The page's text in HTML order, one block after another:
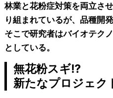
林業と花粉症対策を両立さ
り組まれているが、品種開
そこで研究者はバイオテク
としている。
無花粉スギ!?
新たなプロジェク